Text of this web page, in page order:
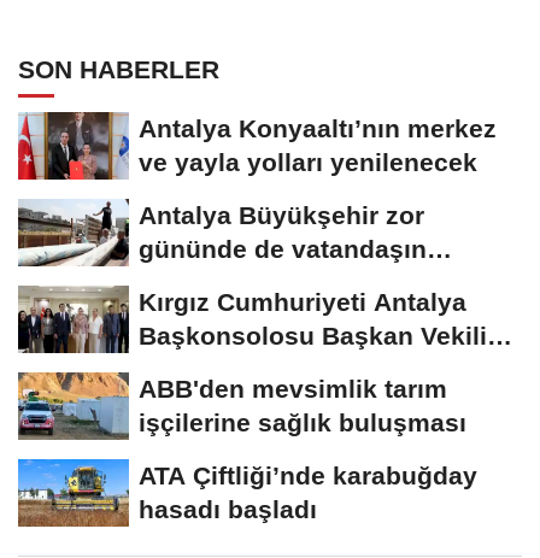
SON HABERLER
Antalya Konyaaltı’nın merkez
ve yayla yolları yenilenecek
Antalya Büyükşehir zor
gününde de vatandaşın
Kırgız Cumhuriyeti Antalya
Başkonsolosu Başkan Vekili
ABB'den mevsimlik tarım
işçilerine sağlık buluşması
ATA Çiftliği’nde karabuğday
hasadı başladı